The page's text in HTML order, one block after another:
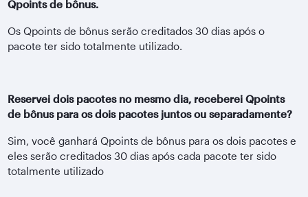
Qpoints de bônus.
Os Qpoints de bônus serão creditados 30 dias após o
pacote ter sido totalmente utilizado.
Reservei dois pacotes no mesmo dia, receberei Qpoints
de bônus para os dois pacotes juntos ou separadamente?
Sim, você ganhará Qpoints de bônus para os dois pacotes e
eles serão creditados 30 dias após cada pacote ter sido
totalmente utilizado